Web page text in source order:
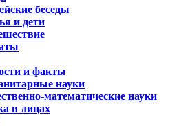
беседы
и дети
и факты
науки
математические науки
в лицах